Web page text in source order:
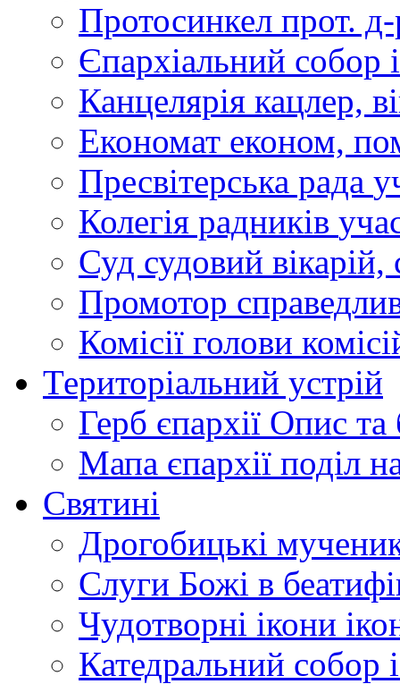
Протосинкел прот.
Єпархіальний собор
Канцелярія кацлер,
Економат економ,
Пресвітерська рада
Колегія радників
Суд судовий вікарій,
Промотор
Комісії голови
Територіальний устрій
Герб єпархії Опис та
Мапа єпархії поділ
Святині
Дрогобицькі
Слуги Божі в
Чудотворні ікони
Катедральний собор